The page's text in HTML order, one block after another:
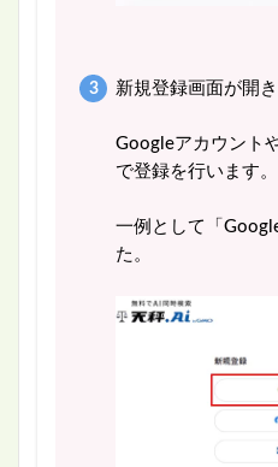
新規登録画面が開き
Googleアカウント
で登録を行います。
一例として「
た。